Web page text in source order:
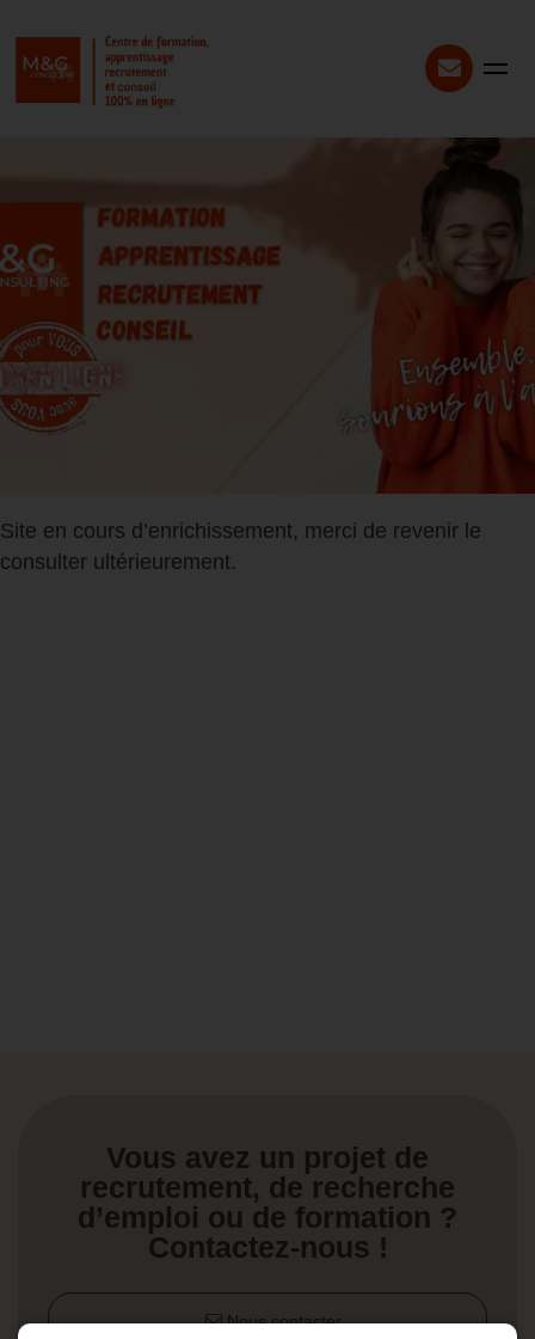
Site en cours d’enrichissement, merci de revenir le
consulter ultérieurement.
Vous avez un projet de
recrutement, de recherche
d’emploi ou de formation ?
Contactez-nous !
Nous contacter